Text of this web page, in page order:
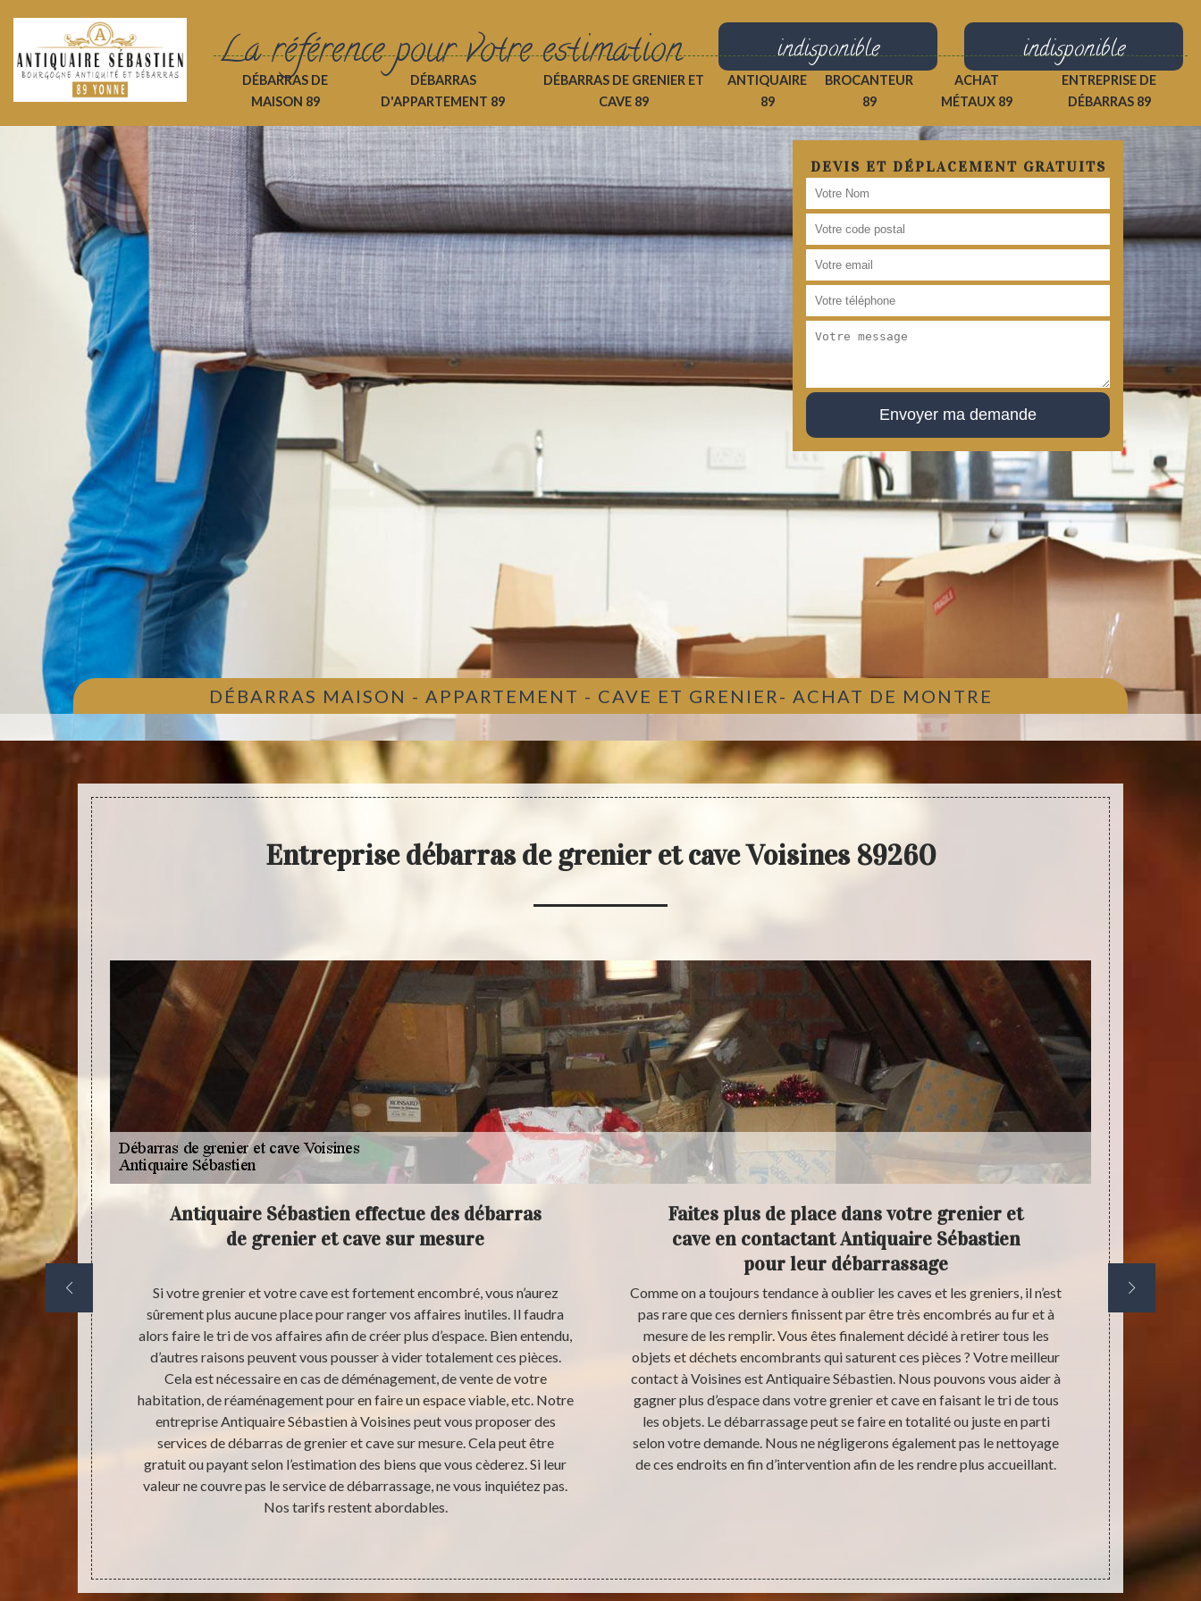
La référence pour votre estimation indisponible indisponible
DÉBARRAS DE
MAISON 89
DÉBARRAS
D'APPARTEMENT 89
DÉBARRAS DE GRENIER ET
CAVE 89
ANTIQUAIRE
89
BROCANTEUR
89
ACHAT
MÉTAUX 89
ENTREPRISE DE
DÉBARRAS 89
DEVIS ET DÉPLACEMENT GRATUITS
DÉBARRAS MAISON - APPARTEMENT - CAVE ET GRENIER- ACHAT DE MONTRE
Entreprise débarras de grenier et cave Voisines 89260
?
aussi de
Antiquaire Sébastien effectue des débarras
de grenier et cave sur mesure
Si votre grenier et votre cave est fortement encombré, vous n’aurez
sûrement plus aucune place pour ranger vos affaires inutiles. Il faudra
alors faire le tri de vos affaires afin de créer plus d’espace. Bien entendu,
d’autres raisons peuvent vous pousser à vider totalement ces pièces.
Cela est nécessaire en cas de déménagement, de vente de votre
habitation, de réaménagement pour en faire un espace viable, etc. Notre
entreprise Antiquaire Sébastien à Voisines peut vous proposer des
services de débarras de grenier et cave sur mesure. Cela peut être
gratuit ou payant selon l’estimation des biens que vous cèderez. Si leur
valeur ne couvre pas le service de débarrassage, ne vous inquiétez pas.
Nos tarifs restent abordables.
Faites plus de place dans votre grenier et
cave en contactant Antiquaire Sébastien
pour leur débarrassage
Comme on a toujours tendance à oublier les caves et les greniers, il n’est
pas rare que ces derniers finissent par être très encombrés au fur et à
mesure de les remplir. Vous êtes finalement décidé à retirer tous les
objets et déchets encombrants qui saturent ces pièces ? Votre meilleur
contact à Voisines est Antiquaire Sébastien. Nous pouvons vous aider à
gagner plus d’espace dans votre grenier et cave en faisant le tri de tous
les objets. Le débarrassage peut se faire en totalité ou juste en parti
selon votre demande. Nous ne négligerons également pas le nettoyage
de ces endroits en fin d’intervention afin de les rendre plus accueillant.
Les
parfois